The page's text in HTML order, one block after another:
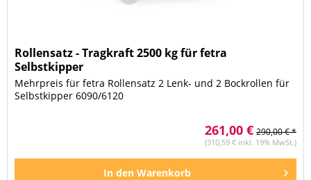
Rollensatz - Tragkraft 2500 kg für fetra
Selbstkipper
Mehrpreis für fetra Rollensatz 2 Lenk- und 2 Bockrollen für
Selbstkipper 6090/6120
261,00 € 290,00 € *
(310,59 € inkl. 19% MwSt.)
In den Warenkorb